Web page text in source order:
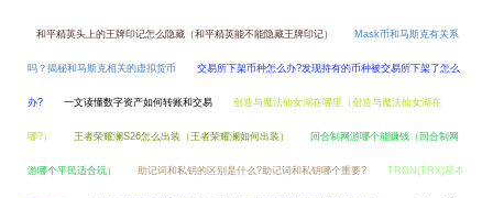
和平精英头上的王牌印记怎么隐藏（和平精英能不能隐藏王牌印记） Mask币和马斯克有关系
吗？揭秘和马斯克相关的虚拟货币 交易所下架币种怎么办?发现持有的币种被交易所下架了怎么
办? 一文读懂数字资产如何转账和交易 创造与魔法仙女湖在哪里（创造与魔法仙女湖在
哪?） 王者荣耀澜S26怎么出装（王者荣耀澜如何出装） 回合制网游哪个能赚钱（回合制网
游哪个平民适合玩） 助记词和私钥的区别是什么?助记词和私钥哪个重要? TRON(TRX)基本